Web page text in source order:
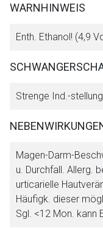
WARNHINWEIS
Enth. Ethanol! (4,9
Strenge Ind.-
Magen-Darm-
u. Durchfall. Allerg.
urticarielle
Häufigk. dieser
Sgl. <12 Mon. kann